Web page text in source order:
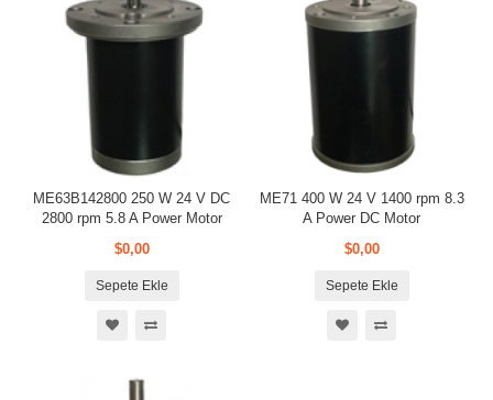
ME63B142800 250 W 24 V DC
2800 rpm 5.8 A Power Motor
$0,00
Sepete Ekle
ME71 400 W 24 V 1400 rpm 8.3
A Power DC Motor
$0,00
Sepete Ekle